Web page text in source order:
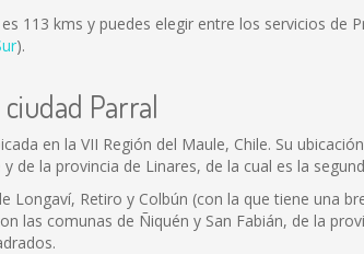
113 kms y puedes elegir entre los servicios de
).
Parral
en la VII Región del Maule, Chile. Su
de la provincia de Linares, de la cual es la
Longaví, Retiro y Colbún (con la que tiene una
las comunas de Ñiquén y San Fabián, de la